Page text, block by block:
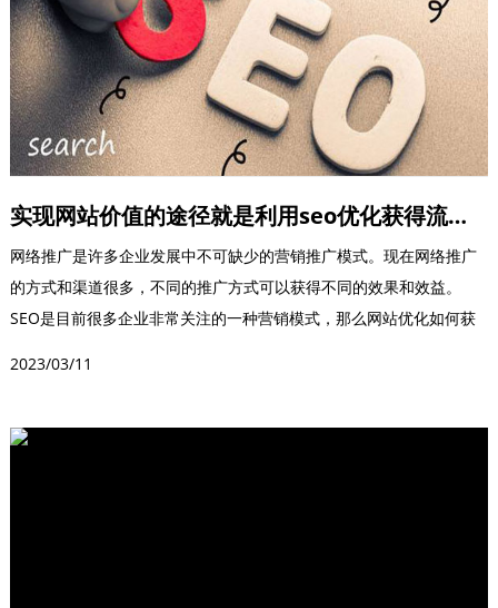
实现网站价值的途径就是利用seo优化获得流量和排名
网络推广是许多企业发展中不可缺少的营销推广模式。现在网络推广
的方式和渠道很多，不同的推广方式可以获得不同的效果和效益。
SEO是目前很多企业非常关注的一种营销模式，那么网站优化如何获
2023/03/11